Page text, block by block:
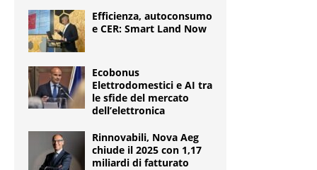
Efficienza, autoconsumo
e CER: Smart Land Now
Ecobonus
Elettrodomestici e AI tra
le sfide del mercato
dell’elettronica
Rinnovabili, Nova Aeg
chiude il 2025 con 1,17
miliardi di fatturato